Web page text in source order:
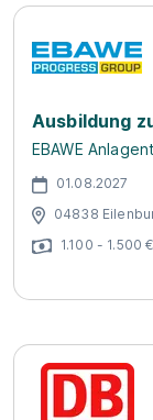
Ausbildung
EBAWE
01.08.2027
04838
1.100 - 1.500